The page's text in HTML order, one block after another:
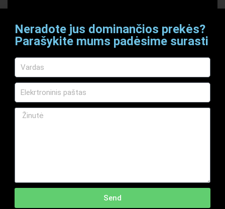
Garantija 24 mėn.
Neradote jus dominančios prekės?
Parašykite mums padėsime surasti
Send